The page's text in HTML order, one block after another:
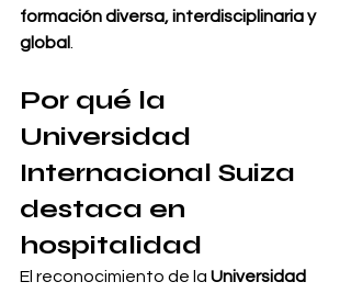
formación diversa, interdisciplinaria y
global
Por qué la
Universidad
Internacional Suiza
destaca en
hospitalidad
El reconocimiento de la Universidad